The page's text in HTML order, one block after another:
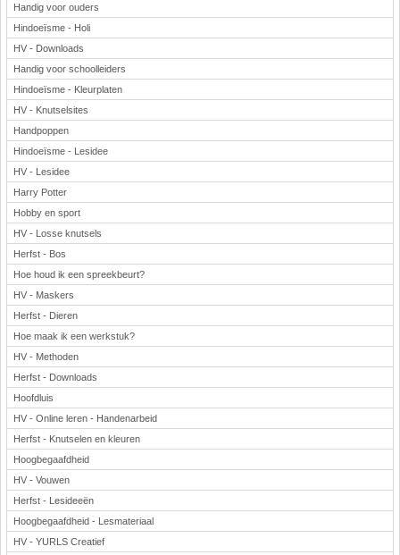
Handig voor ouders
Hindoeïsme - Holi
HV - Downloads
Handig voor schoolleiders
Hindoeïsme - Kleurplaten
HV - Knutselsites
Handpoppen
Hindoeïsme - Lesidee
HV - Lesidee
Harry Potter
Hobby en sport
HV - Losse knutsels
Herfst - Bos
Hoe houd ik een spreekbeurt?
HV - Maskers
Herfst - Dieren
Hoe maak ik een werkstuk?
HV - Methoden
Herfst - Downloads
Hoofdluis
HV - Online leren - Handenarbeid
Herfst - Knutselen en kleuren
Hoogbegaafdheid
HV - Vouwen
Herfst - Lesideeën
Hoogbegaafdheid - Lesmateriaal
HV - YURLS Creatief